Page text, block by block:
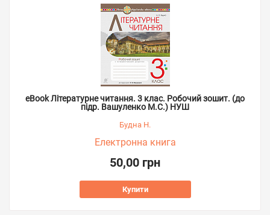
eBook Літературне читання. 3 клас. Робочий зошит. (до
підр. Вашуленко М.С.) НУШ
Будна Н.
Електронна книга
50,00 грн
Купити